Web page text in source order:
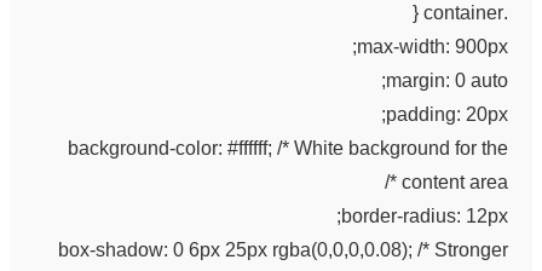
.container {
max-width: 900px;
margin: 0 auto;
padding: 20px;
background-color: #ffffff; /* White background for the
content area */
border-radius: 12px;
box-shadow: 0 6px 25px rgba(0,0,0,0.08); /* Stronger